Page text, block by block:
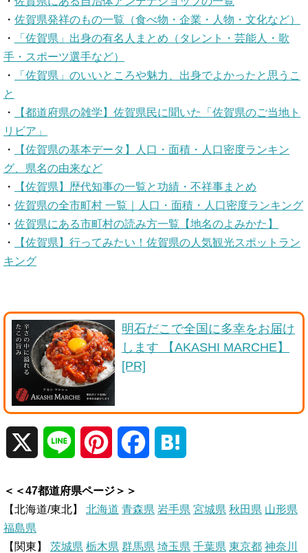
・ 佐賀県発祥のもの一覧（食べ物・企業・人物・文化など）
・
「佐賀県」出身の有名人まとめ（タレント・芸能人・歌
手・スポーツ選手など）
・
「佐賀県」のいいところや魅力、出身でよかったと思うこ
と
・
【都道府県の雑学】佐賀県民に聞いた「佐賀県のご当地ト
リビア」
・
【佐賀県の基本データ】人口・面積・人口密度ランキン
グ、県名の由来など
・
【佐賀県】歴代知事の一覧と功績・不祥事まとめ
・ 佐賀県の全市町村 一覧｜人口・面積・人口密度ランキング
・ 佐賀県にある市町村の読み方一覧【地名のよみかた】
・
【佐賀県】行ってみたい！佐賀県の人気観光スポットラン
キング
明石だこで全国に多幸をお届け
します 【AKASHI MARCHE】
[PR]
n n c t
＜＜47都道府県ページ＞＞
【北海道/東北】 北海道 青森県 岩手県 宮城県 秋田県 山形県
福島県
【関東】 茨城県 栃木県 群馬県 埼玉県 千葉県 東京都 神奈川